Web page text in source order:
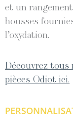
et un
housses
l’oxydation.
Découvrez tous
pièces Odiot ici.